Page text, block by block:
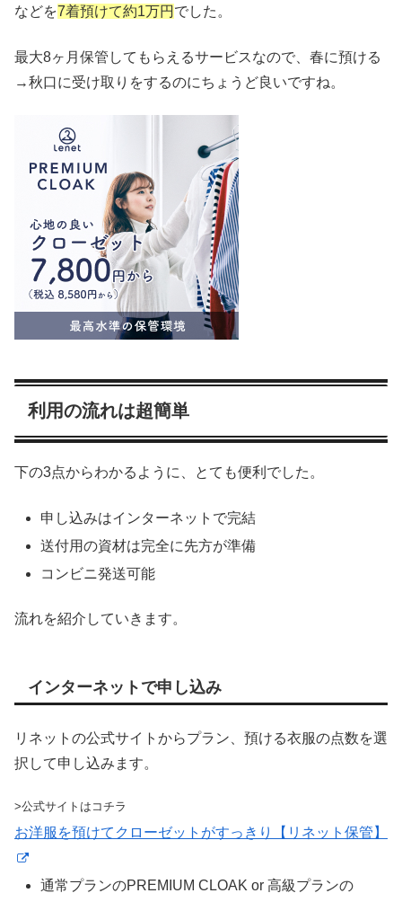
などを7着預けて約1万円 でした。
最大8ヶ月保管してもらえるサービスなので、春に預ける
→秋口に受け取りをするのにちょうど良いですね。
利用の流れは超簡単
下の3点からわかるように、とても便利でした。
申し込みはインターネットで完結
送付用の資材は完全に先方が準備
コンビニ発送可能
流れを紹介していきます。
インターネットで申し込み
リネットの公式サイトからプラン、預ける衣服の点数を選
択して申し込みます。
>公式サイトはコチラ
お洋服を預けてクローゼットがすっきり【リネット保管】
通常プランのPREMIUM CLOAK or 高級プランの